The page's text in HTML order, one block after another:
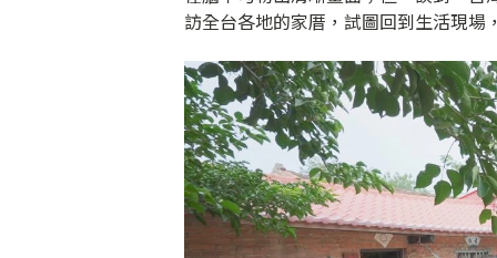
訪全台各地的家厝，試圖回到生活現